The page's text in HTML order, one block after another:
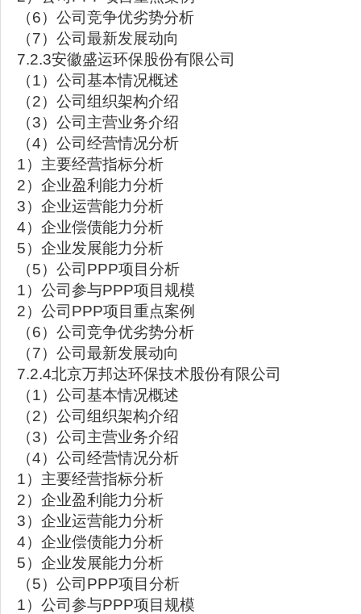
（6）公司竞争优劣势分析
（7）公司最新发展动向
7.2.3安徽盛运环保股份有限公司
（1）公司基本情况概述
（2）公司组织架构介绍
（3）公司主营业务介绍
（4）公司经营情况分析
1）主要经营指标分析
2）企业盈利能力分析
3）企业运营能力分析
4）企业偿债能力分析
5）企业发展能力分析
（5）公司PPP项目分析
1）公司参与PPP项目规模
2）公司PPP项目重点案例
（6）公司竞争优劣势分析
（7）公司最新发展动向
7.2.4北京万邦达环保技术股份有限公司
（1）公司基本情况概述
（2）公司组织架构介绍
（3）公司主营业务介绍
（4）公司经营情况分析
1）主要经营指标分析
2）企业盈利能力分析
3）企业运营能力分析
4）企业偿债能力分析
5）企业发展能力分析
（5）公司PPP项目分析
1）公司参与PPP项目规模